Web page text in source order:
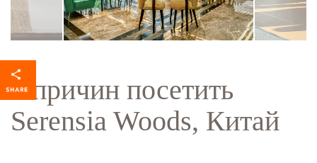
5 причин посетить
Serensia Woods, Китай